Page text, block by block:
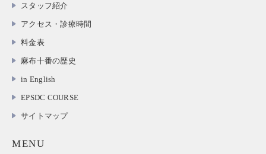
スタッフ紹介
アクセス・診療時間
料金表
麻布十番の歴史
in English
EPSDC COURSE
サイトマップ
MENU